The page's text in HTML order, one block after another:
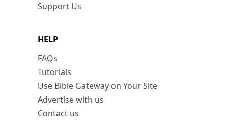
Support Us
HELP
FAQs
Tutorials
Use Bible Gateway on Your Site
Advertise with us
Contact us